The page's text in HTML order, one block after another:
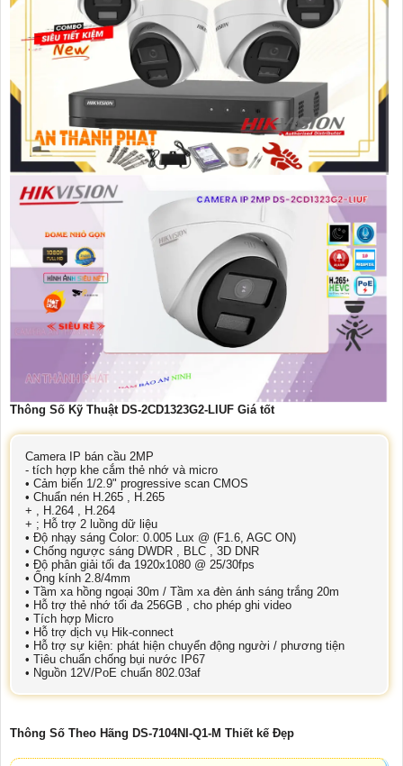
Thông Số Kỹ Thuật DS-2CD1323G2-LIUF Giá tốt
Camera IP bán cầu 2MP
- tích hợp khe cắm thẻ nhớ và micro
• Cảm biến 1/2.9" progressive scan CMOS
• Chuẩn nén H.265 , H.265
+ , H.264 , H.264
+ ; Hỗ trợ 2 luồng dữ liệu
• Độ nhạy sáng Color: 0.005 Lux @ (F1.6, AGC ON)
• Chống ngược sáng DWDR , BLC , 3D DNR
• Độ phân giải tối đa 1920x1080 @ 25/30fps
• Ống kính 2.8/4mm
• Tầm xa hồng ngoại 30m / Tầm xa đèn ánh sáng trắng 20m
• Hỗ trợ thẻ nhớ tối đa 256GB , cho phép ghi video
• Tích hợp Micro
• Hỗ trợ dịch vụ Hik-connect
• Hỗ trợ sự kiện: phát hiện chuyển động người / phương tiện
• Tiêu chuẩn chống bụi nước IP67
• Nguồn 12V/PoE chuẩn 802.03af
Thông Số Theo Hãng DS-7104NI-Q1-M Thiết kế Đẹp